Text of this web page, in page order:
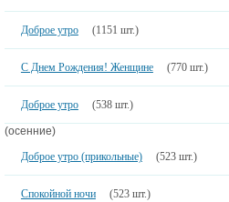
Доброе утро (1151 шт.)
С Днем Рождения! Женщине (770 шт.)
Доброе утро (538 шт.)
(осенние)
Доброе утро (прикольные)
(523 шт.)
Спокойной ночи (523 шт.)